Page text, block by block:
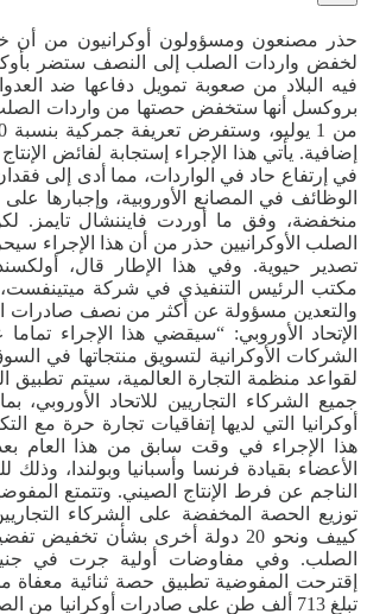
حذر مصنعون ومسؤولون أوكرانيون من أن
لخفض واردات الصلب إلى النصف ستضر
فيه البلاد من صعوبة تمويل دفاعها ضد
إضافية. يأتي هذا الإجراء إستجابة لفائض
في إرتفاع حاد في الواردات، مما أدى إلى
الوظائف في المصانع الأوروبية، وإجبارها على
منخفضة، وفق ما أوردت فايننشال تايمز.
الصلب الأوكرانيين حذر من أن هذا الإجراء
تصدير حيوية. وفي هذا الإطار قال،
مكتب الرئيس التنفيذي في شركة
والتعدين مسؤولة عن أكثر من نصف صادرات
الإتحاد الأوروبي: “سيقضي هذا الإجراء
الشركات الأوكرانية لتسويق منتجاتها في السوق
لقواعد منظمة التجارة العالمية، سيتم
جميع الشركاء التجاريين للاتحاد
أوكرانيا التي لديها إتفاقيات تجارة حرة مع
هذا الإجراء في وقت سابق من هذا العام
الأعضاء بقيادة فرنسا وأسبانيا وبولندا، وذلك
الناجم عن فرط الإنتاج الصيني. وتتمتع
توزيع الحصة المخفضة على الشركاء
كييف ونحو 20 دولة أخرى بشأن
الصلب. وفي مفاوضات أولية جرت في
إقترحت المفوضية تطبيق حصة ثنائية معفاة
تبلغ 713 ألف طن على صادرات أوكرانيا من